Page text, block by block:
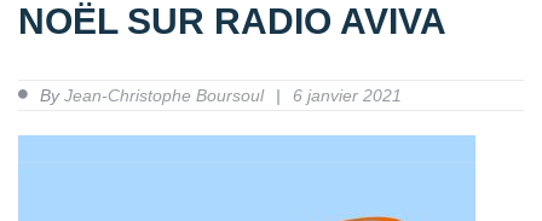
NOËL SUR RADIO AVIVA
ByJean-Christophe Boursoul 6 janvier 2021